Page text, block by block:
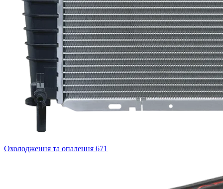
Охолодження та опалення 671